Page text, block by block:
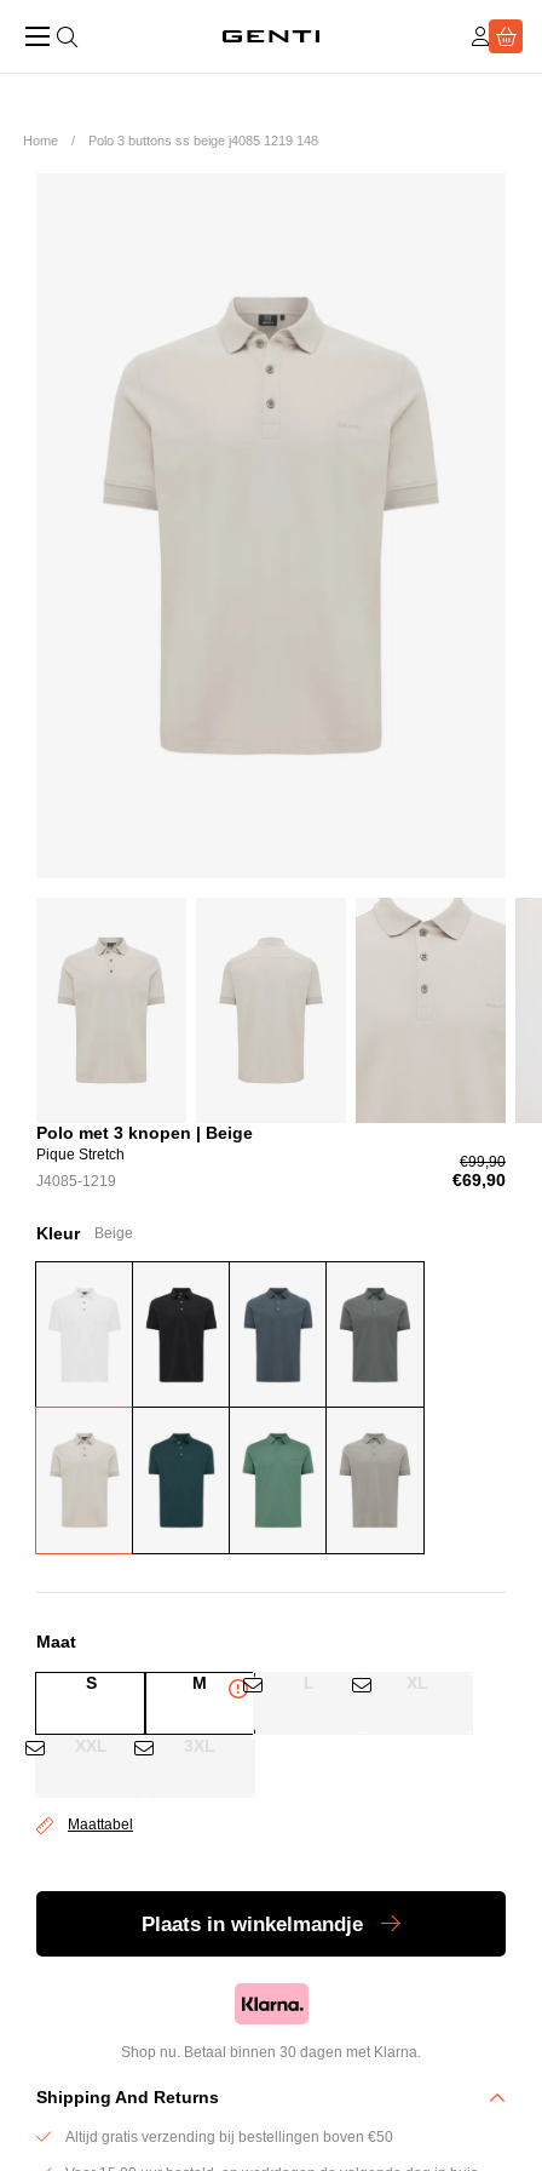
Home Polo 3 buttons ss beige j4085 1219 148
Polo met 3 knopen | Beige
Pique Stretch
J4085-1219
€99,90
€69,90
Kleur Beige
Maat
S M L XL
XXL 3XL
Maattabel
Plaats in winkelmandje
Shop nu. Betaal binnen 30 dagen met Klarna.
Shipping And Returns
Altijd gratis verzending bij bestellingen boven €50